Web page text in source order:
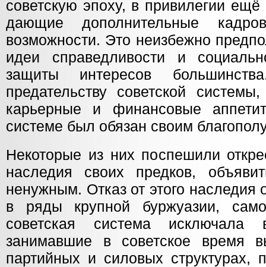
советскую эпоху, в привилегии
дающие дополнительные
возможности. Это неизбежно
идеи справедливости и
защиты интересов
предательству советской
карьерные и финансовые
системе был обязан своим
Некоторые из них поспешили
наследия своих предков,
ненужным. Отказ от этого наследия
в ряды крупной буржуазии,
советская система
занимавшие в советское время
партийных и силовых структурах,